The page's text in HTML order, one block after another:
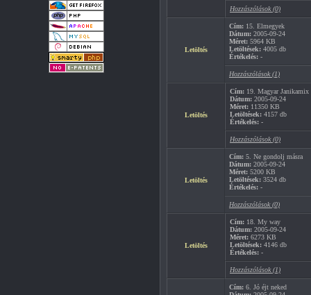
Hozzászólások (0)
Letöltés
Cím: 15. Elmegyek
Dátum: 2005-09-24
Méret: 5964 KB
Letöltések: 4005 db
Értékelés: -
Hozzászólások (1)
Letöltés
Cím: 19. Magyar Janikamix
Dátum: 2005-09-24
Méret: 11350 KB
Letöltések: 4157 db
Értékelés: -
Hozzászólások (0)
Letöltés
Cím: 5. Ne gondolj másra
Dátum: 2005-09-24
Méret: 5200 KB
Letöltések: 3524 db
Értékelés: -
Hozzászólások (0)
Letöltés
Cím: 18. My way
Dátum: 2005-09-24
Méret: 6273 KB
Letöltések: 4146 db
Értékelés: -
Hozzászólások (1)
Cím: 6. Jó éjt neked